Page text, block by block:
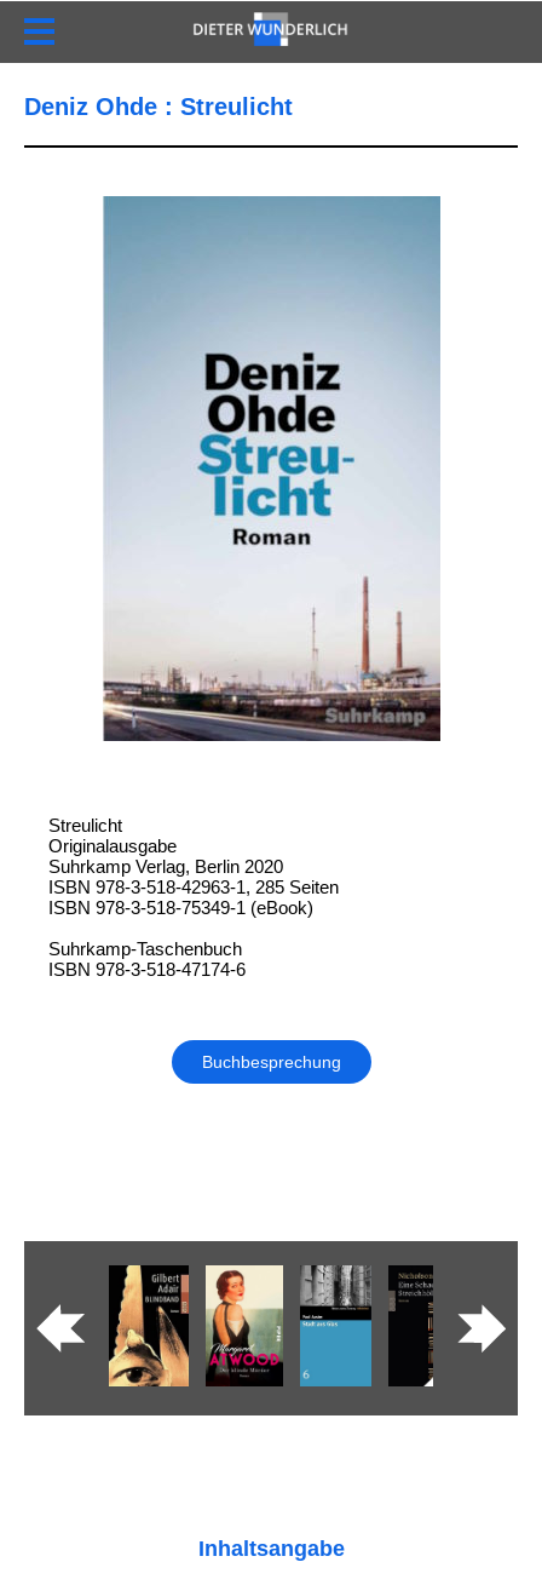
Deniz Ohde : Streulicht
Streulicht
Originalausgabe
Suhrkamp Verlag, Berlin 2020
ISBN 978-3-518-42963-1, 285 Seiten
ISBN 978-3-518-75349-1 (eBook)
Suhrkamp-Taschenbuch
ISBN 978-3-518-47174-6
Buchbesprechung
Inhaltsangabe